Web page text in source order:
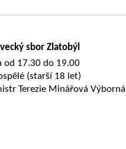
sbor Zlatobýl
od 17.30 do 19.00
(starší 18 let)
Terezie Minářová Výborná